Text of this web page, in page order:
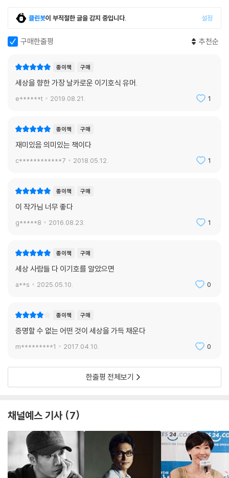
‘김 박사’가 누구인지, 기종 씨는 왜 두루마리 휴지를 무서워하는지, 삼촌은
다. 만약 ‘김 박사’의 정체 등에 대한 갑론을박이 벌어지는 어딘가에서 새로
될 수 없는 삶이 스스로를 드러내는 숭고한 장면과 마주하는 셈이다.
기할 수밖에 없으리라. 이야기될 수 없는 것에 대해서는 침묵해야 한다. 삶
언과도 같은 삶의 여백에서 맞닥뜨리는 이야기의 기원. 어쩌면 이 지점이
이기호의 소설이 이야기하고자 했던 ‘이야기의 운명’이 아니었을는지._김
면을 가만히 가리키고 있다는 것이다. 작가가 말하려는 “이야기의 운명”이
조금은 짐작된다.
클린봇이 부적절한 글을 감지 중입니다. 설정
구매한줄평 추천순
종이책 구매
세상을 향한 가장 날카로운 이기호식 유머.
e******t 2019.08.21. 1
종이책 구매
재미있음 의미있는 책이다
c************7 2018.05.12. 1
종이책 구매
이 작가님 너무 좋다
g*****8 2016.08.23. 1
종이책 구매
세상 사람들 다 이기호를 알았으면
a**s 2025.05.10. 0
종이책 구매
증명할 수 없는 어떤 것이 세상을 가득 채운다
m*********1 2017.04.10. 0
한줄평 전체보기
채널예스 기사 7